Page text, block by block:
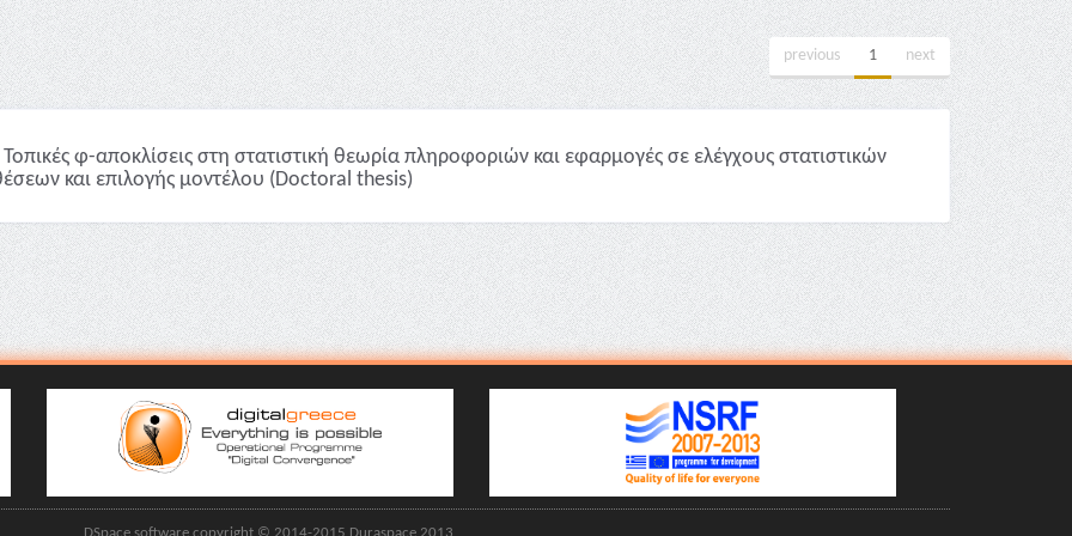
previous 1 next
φ-αποκλίσεις στη στατιστική θεωρία πληροφοριών και εφαρμογές σε ελέγχους στατιστικών
και επιλογής μοντέλου (Doctoral thesis)